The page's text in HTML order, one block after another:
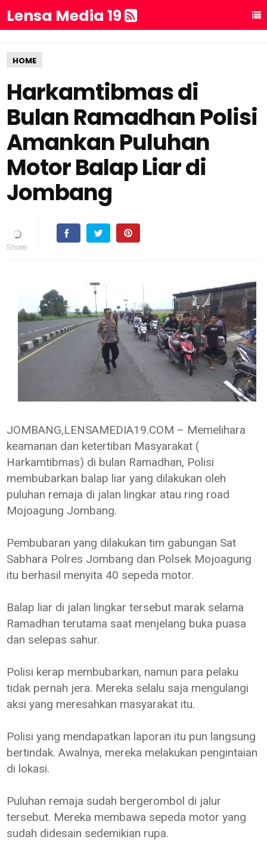
Lensa Media 19
HOME
Harkamtibmas di
Bulan Ramadhan Polisi
Amankan Puluhan
Motor Balap Liar di
Jombang
JOMBANG,LENSAMEDIA19.COM – Memelihara
keamanan dan ketertiban Masyarakat (
Harkamtibmas) di bulan Ramadhan, Polisi
membubarkan balap liar yang dilakukan oleh
puluhan remaja di jalan lingkar atau ring road
Mojoagung Jombang.
Pembubaran yang dilakukan tim gabungan Sat
Sabhara Polres Jombang dan Polsek Mojoagung
itu berhasil menyita 40 sepeda motor.
Balap liar di jalan lingkar tersebut marak selama
Ramadhan terutama saat menjelang buka puasa
dan selepas sahur.
Polisi kerap membubarkan, namun para pelaku
tidak pernah jera. Mereka selalu saja mengulangi
aksi yang meresahkan masyarakat itu.
Polisi yang mendapatkan laporan itu pun langsung
bertindak. Awalnya, mereka melakukan pengintaian
di lokasi.
Puluhan remaja sudah bergerombol di jalur
tersebut. Mereka membawa sepeda motor yang
sudah didesain sedemikian rupa.